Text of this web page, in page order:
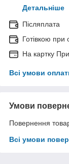
Детальніше
Післяплата
Готівкою при
На картку
Всі умови
Умови
Повернення
Всі умови